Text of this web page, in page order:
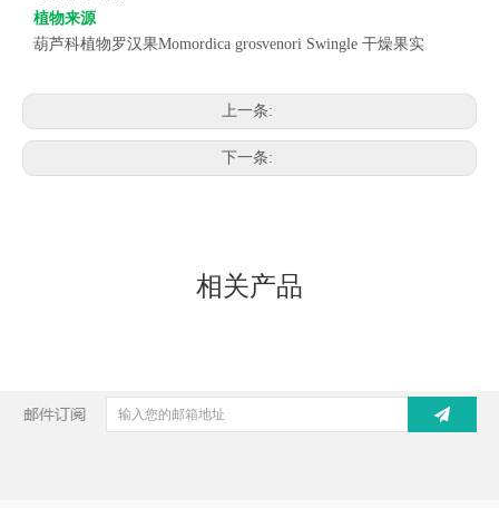
植物来源
葫芦科植物罗汉果Momordica grosvenori Swingle 干燥果实
上一条:
下一条:
相关产品